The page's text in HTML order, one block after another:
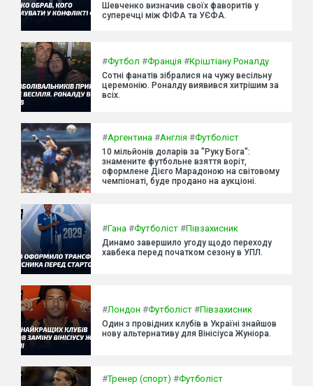
Шевченко визначив своїх фаворитів у
суперечці між ФІФА та УЄФА.
#Футбол #Франція #Кріштіану Роналду
Сотні фанатів зібралися на чужу весільну
церемонію. Роналду виявився хитрішим за
всіх.
#Аргентина #Англія #Футболіст
10 мільйонів доларів за "Руку Бога":
знамените футбольне взяття воріт,
оформлене Дієго Марадоною на світовому
чемпіонаті, буде продано на аукціоні.
#Гана #Футболіст #Півзахисник
Динамо завершило угоду щодо переходу
хавбека перед початком сезону в УПЛ.
#Лондон #Футболіст #Півзахисник
Один з провідних клубів в Україні знайшов
нову альтернативу для Вінісіуса Жуніора.
#Тренер (спорт) #Футболіст